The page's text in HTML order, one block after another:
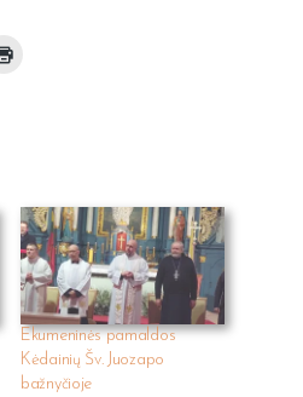
Ekumeninės pamaldos
Kėdainių Šv. Juozapo
bažnyčioje